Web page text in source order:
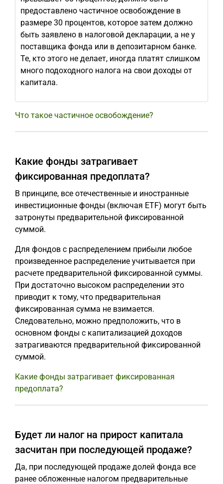
предоставлено частичное освобождение в
размере 30 процентов, которое затем должно
быть заявлено в налоговой декларации, а не у
поставщика фонда или в депозитарном банке.
Те, кто этого не делает, иногда платят слишком
много подоходного налога на свои доходы от
капитала.
Что такое частичное освобождение?
Какие фонды затрагивает
фиксированная предоплата?
В принципе, все отечественные и иностранные
инвестиционные фонды (включая ETF) могут быть
затронуты предварительной фиксированной
суммой.
Для фондов с распределением прибыли любое
произведенное распределение учитывается при
расчете предварительной фиксированной суммы.
При достаточно высоком распределении это
приводит к тому, что предварительная
фиксированная сумма не взимается.
Следовательно, можно предположить, что в
основном фонды с капитализацией доходов
затрагиваются предварительной фиксированной
суммой.
Какие фонды затрагивает фиксированная
предоплата?
Будет ли налог на прирост капитала
засчитан при последующей продаже?
Да, при последующей продаже долей фонда все
ранее обложенные налогом предварительные